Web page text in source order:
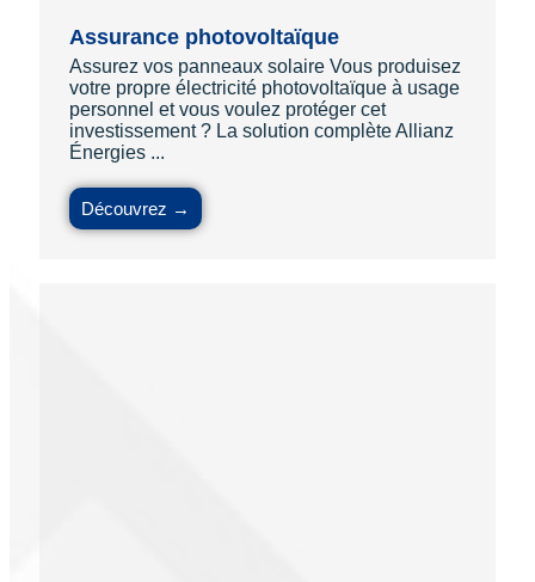
Assurance photovoltaïque
Assurez vos panneaux solaire Vous produisez
votre propre électricité photovoltaïque à usage
personnel et vous voulez protéger cet
investissement ? La solution complète Allianz
Énergies ...
Découvrez →